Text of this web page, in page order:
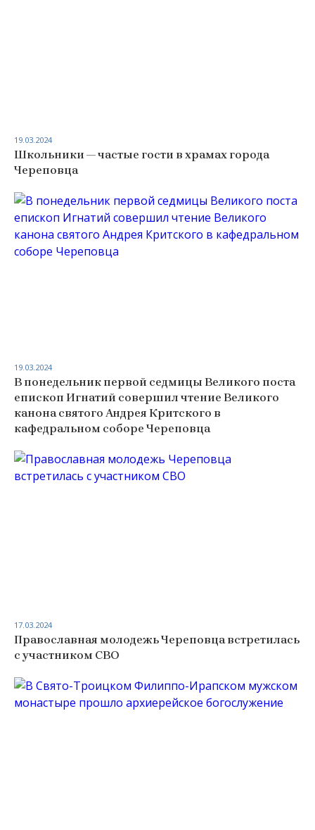
Школьники — частые гости в храмах города
Череповца
19.03.2024
В понедельник первой седмицы Великого поста
епископ Игнатий совершил чтение Великого
канона святого Андрея Критского в
кафедральном соборе Череповца
19.03.2024
Православная молодежь Череповца встретилась
с участником СВО
17.03.2024